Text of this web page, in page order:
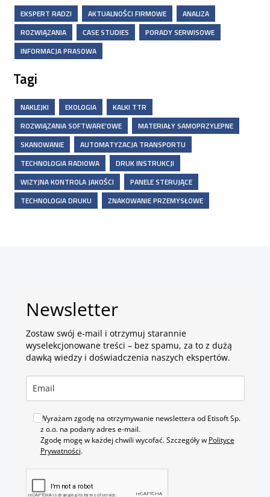
EKSPERT RADZI AKTUALNOŚCI FIRMOWE
ANALIZA
ROZWIĄZANIA
CASE STUDIES
PORADY SERWISOWE
INFORMACJA PRASOWA
Tagi
NAKLEJKI EKOLOGIA
KALKI TTR
ROZWIĄZANIA SOFTWARE’OWE
MATERIAŁY SAMOPRZYLEPNE
SKANOWANIE
AUTOMATYZACJA TRANSPORTU
TECHNOLOGIA RADIOWA
DRUK INSTRUKCJI
WIZYJNA KONTROLA JAKOŚCI
PANELE STERUJĄCE
TECHNOLOGIA DRUKU
ZNAKOWANIE PRZEMYSŁOWE
Newsletter
Zostaw swój e-mail i otrzymuj starannie
wyselekcjonowane treści – bez spamu, za to z dużą
dawką wiedzy i doświadczenia naszych ekspertów.
Wyrażam zgodę na otrzymywanie newslettera od Etisoft Sp.
z o.o. na podany adres e-mail.
Zgodę mogę w każdej chwili wycofać. Szczegóły w Polityce
Prywatności.